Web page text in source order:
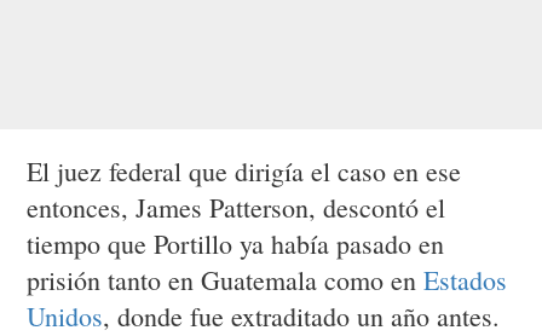
El juez federal que dirigía el caso en ese
entonces, James Patterson, descontó el
tiempo que Portillo ya había pasado en
prisión tanto en Guatemala como enEstados
Unidos, donde fue extraditado un año antes.